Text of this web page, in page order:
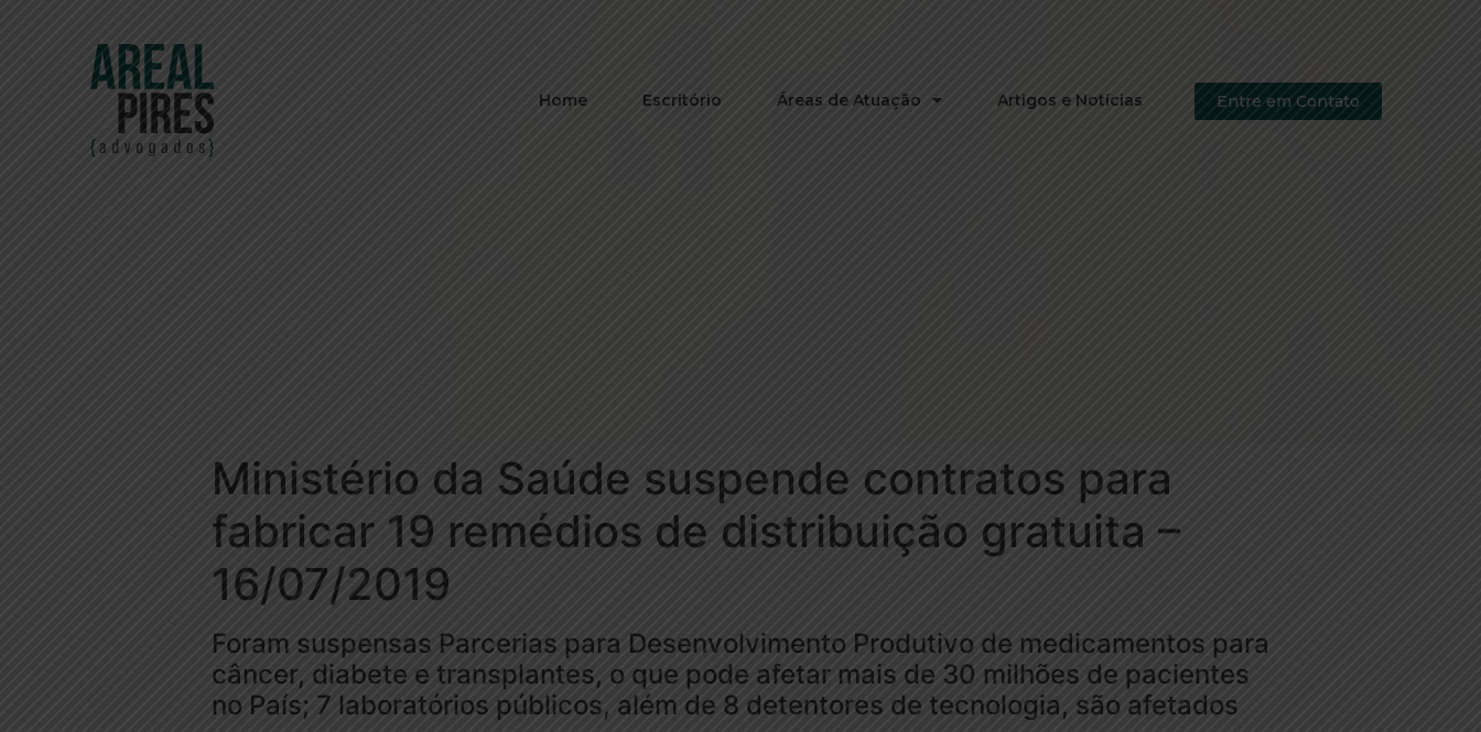
Home Escritório Áreas de Atuação Artigos e Notícias Entre em Contato
Ministério da Saúde suspende contratos para
fabricar 19 remédios de distribuição gratuita –
16/07/2019
Foram suspensas Parcerias para Desenvolvimento Produtivo de medicamentos para
câncer, diabete e transplantes, o que pode afetar mais de 30 milhões de pacientes
no País; 7 laboratórios públicos, além de 8 detentores de tecnologia, são afetados